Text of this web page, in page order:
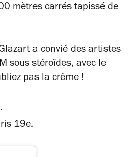
mètres carrés tapissé de
a convié des artistes
sous stéroïdes, avec le
pas la crème !
19e.